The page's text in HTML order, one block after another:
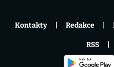
Kontakty Redakce
RSS